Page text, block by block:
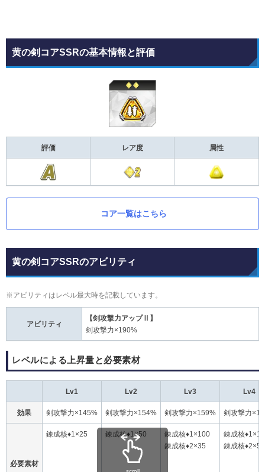
黄の剣コアSSRの基本情報と評価
評価 レア度 属性
コア一覧はこちら
黄の剣コアSSRのアビリティ
※アビリティはレベル最大時を記載しています。
アビリティ
【剣攻撃力アップⅡ】
剣攻撃力×190%
レベルによる上昇量と必要素材
Lv1 Lv2 Lv3 Lv4
効果 剣攻撃力×145% 剣攻撃力×154% 剣攻撃力×159% 剣攻撃力
必要素材
錬成核♦1×25 錬成核♦1×50
錬成核♦1×100
錬成核♦2×35
錬成核
錬成核♦2×50